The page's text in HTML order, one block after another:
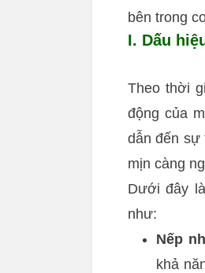
bên trong
I. Dấu
Theo thời
động của
dẫn đến sự
mịn càng
Dưới đây
như:
Nếp
khả